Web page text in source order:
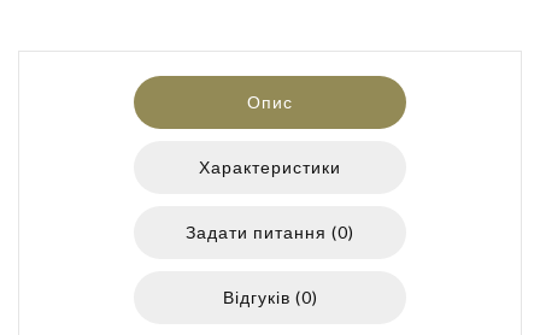
Опис
Характеристики
Задати питання (0)
Відгуків (0)